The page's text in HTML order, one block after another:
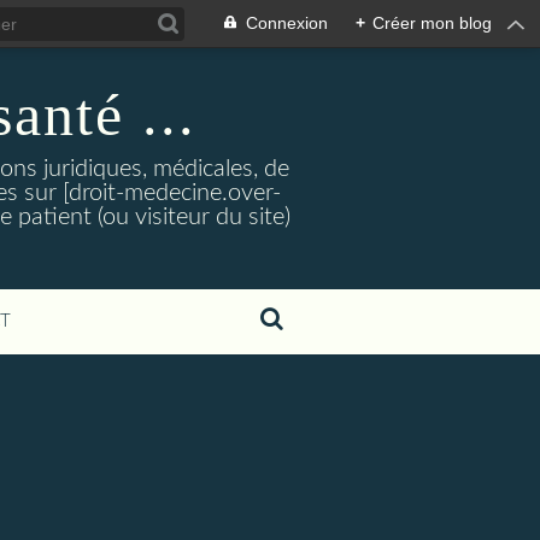
Connexion + Créer mon blog
...
juridiques, médicales, de
sur [droit-medecine.over-
patient (ou visiteur du site)